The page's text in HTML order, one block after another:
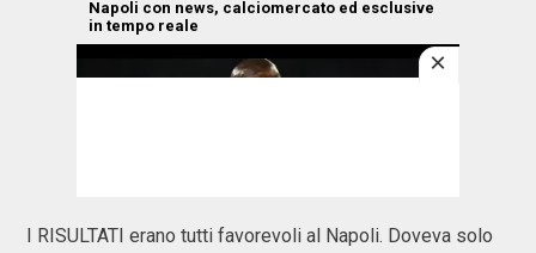
I RISULTATI erano tutti favorevoli al Napoli. Doveva solo